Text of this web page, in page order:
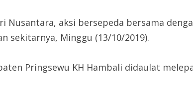
Nusantara, aksi bersepeda bersama
sekitarnya, Minggu (13/10/2019).
Pringsewu KH Hambali didaulat